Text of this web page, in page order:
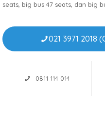
seats, big bus 47 seats, dan big
021 3971 2018
0811 114 014